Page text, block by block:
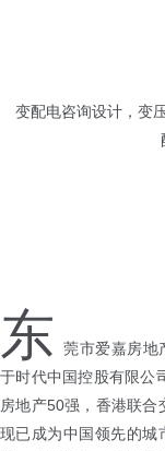
变配电咨询设计，变
东
莞市爱嘉房地
于时代中国控股有限公
房地产50强，香港联合
现已成为中国领先的城